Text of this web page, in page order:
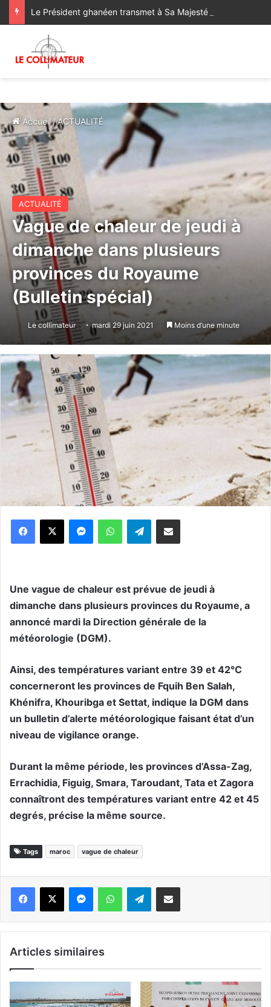
Accueil/ACTUALITÉ
ACTUALITÉ
Vague de chaleur de jeudi à
dimanche dans plusieurs
provinces du Royaume
(Bulletin spécial)
Le collimateur mardi 29 juin 2021 Moins d’une minute
WhatsApp Telegram
Une vague de chaleur est prévue de jeudi à
dimanche dans plusieurs provinces du Royaume, a
annoncé mardi la Direction générale de la
météorologie (DGM).
Ainsi, des températures variant entre 39 et 42°C
concerneront les provinces de Fquih Ben Salah,
Khénifra, Khouribga et Settat, indique la DGM dans
un bulletin d’alerte météorologique faisant état d’un
niveau de vigilance orange.
Durant la même période, les provinces d’Assa-Zag,
Errachidia, Figuig, Smara, Taroudant, Tata et Zagora
connaîtront des températures variant entre 42 et 45
degrés, précise la même source.
Tags maroc vague de chaleur
WhatsApp Telegram
Articles similaires